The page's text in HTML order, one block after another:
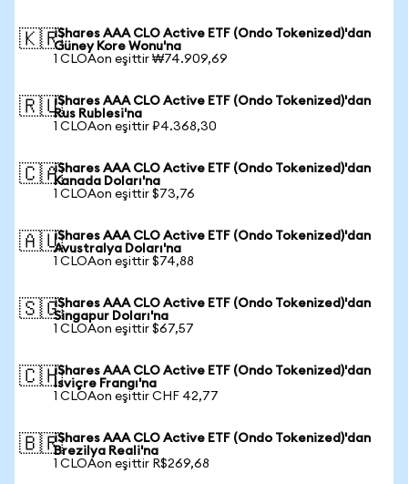
🇰🇷iShares AAA CLO Active ETF (Ondo Tokenized)'dan
Güney Kore Wonu'na
1 CLOAon eşittir ₩74.909,69
🇷🇺iShares AAA CLO Active ETF (Ondo Tokenized)'dan
Rus Rublesi'na
1 CLOAon eşittir ₽4.368,30
🇨🇦iShares AAA CLO Active ETF (Ondo Tokenized)'dan
Kanada Doları'na
1 CLOAon eşittir $73,76
🇦🇺iShares AAA CLO Active ETF (Ondo Tokenized)'dan
Avustralya Doları'na
1 CLOAon eşittir $74,88
🇸🇬iShares AAA CLO Active ETF (Ondo Tokenized)'dan
Singapur Doları'na
1 CLOAon eşittir $67,57
🇨🇭iShares AAA CLO Active ETF (Ondo Tokenized)'dan
İsviçre Frangı'na
1 CLOAon eşittir CHF 42,77
🇧🇷iShares AAA CLO Active ETF (Ondo Tokenized)'dan
Brezilya Reali'na
1 CLOAon eşittir R$269,68